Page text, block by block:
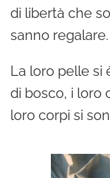
di libertà che
sanno regalare.
La loro pelle si
di bosco, i loro
loro corpi si